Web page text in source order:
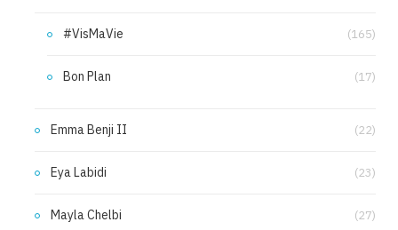
#VisMaVie (165)
Bon Plan (17)
Emma Benji II (22)
Eya Labidi (23)
Mayla Chelbi (27)